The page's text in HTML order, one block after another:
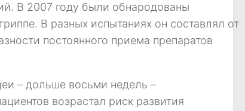
В 2007 году были обнародованы
В разных испытаниях он составлял от
постоянного приема препаратов
– дольше восьми недель –
возрастал риск развития